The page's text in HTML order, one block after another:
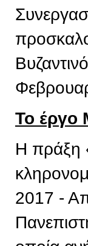
Το έργο
Η πράξη
2017 -